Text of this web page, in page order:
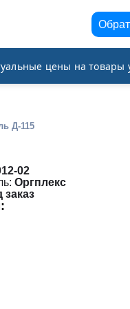
цены на товары
Д-115
02
Оргплекс
заказ